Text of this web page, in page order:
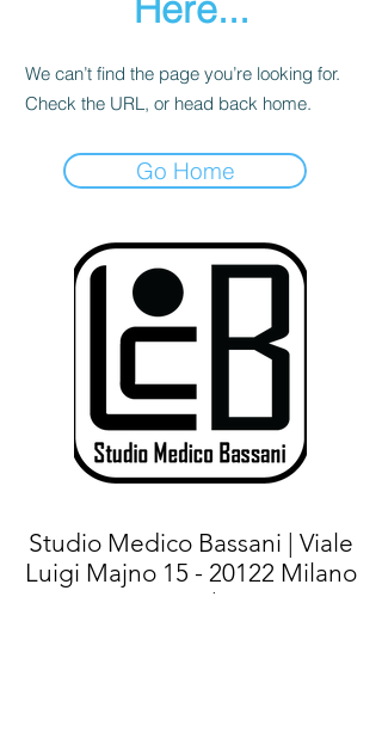
We can’t find the page you’re looking for.
Check the URL, or head back home.
Go Home
Studio Medico Bassani | Viale
Luigi Majno 15 - 20122 Milano
(MI) |